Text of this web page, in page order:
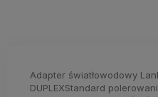
Adapter światłowodowy
DUPLEXStandard